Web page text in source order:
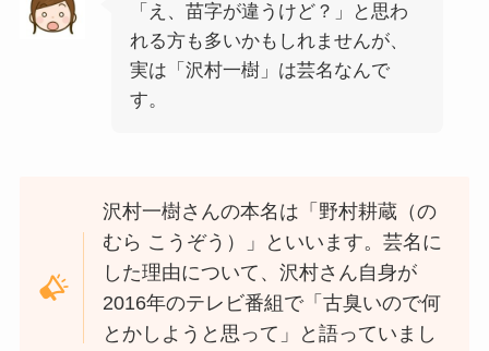
「え、苗字が違うけど？」と思わ
れる方も多いかもしれませんが、
実は「沢村一樹」は芸名なんで
す。
沢村一樹さんの本名は「野村耕蔵（の
むら こうぞう）」といいます。芸名に
した理由について、沢村さん自身が
2016年のテレビ番組で「古臭いので何
とかしようと思って」と語っていまし